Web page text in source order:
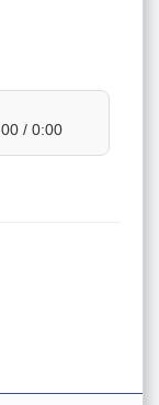
/ 0:00